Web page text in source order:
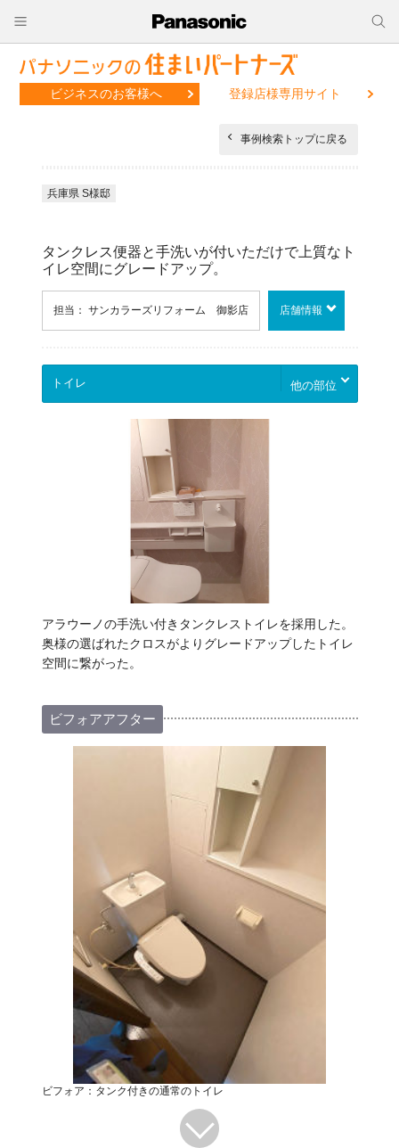
ビジネスのお客様へ 登録店様専用サイト
事例検索トップに戻る
兵庫県 S様邸
タンクレス便器と手洗いが付いただけで上質なト
イレ空間にグレードアップ。
担当： サンカラーズリフォーム 御影店 店舗情報
他の部位
アラウーノの手洗い付きタンクレストイレを採用した。
奥様の選ばれたクロスがよりグレードアップしたトイレ
空間に繋がった。
ビフォアアフター
ビフォア：タンク付きの通常のトイレ